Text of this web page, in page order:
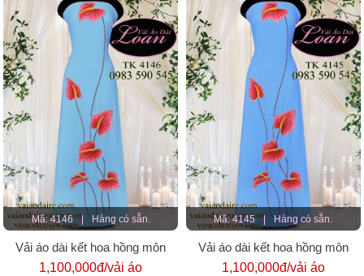
Mã: 4146 | Hàng có sẵn.
Vải áo dài kết hoa hồng môn
1,100,000đ/vải áo
Mã: 4145 | Hàng có sẵn.
Vải áo dài kết hoa hồng môn
1,100,000đ/vải áo